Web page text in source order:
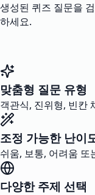
생성된 퀴즈 질문을
하세요.
맞춤형 질문 유형
객관식, 진위형, 빈칸
조정 가능한 난이
쉬움, 보통, 어려움
다양한 주제 선택